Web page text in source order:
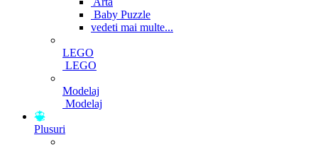
Baby Puzzle
vedeti mai multe...
LEGO
LEGO
Modelaj
Modelaj
Plusuri